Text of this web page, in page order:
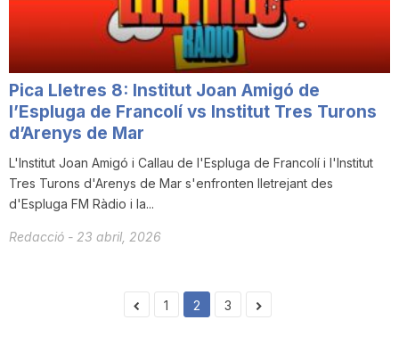
Pica Lletres 8: Institut Joan Amigó de
l’Espluga de Francolí vs Institut Tres Turons
d’Arenys de Mar
L'Institut Joan Amigó i Callau de l'Espluga de Francolí i l'Institut
Tres Turons d'Arenys de Mar s'enfronten lletrejant des
d'Espluga FM Ràdio i la...
Redacció - 23 abril, 2026
1 2 3